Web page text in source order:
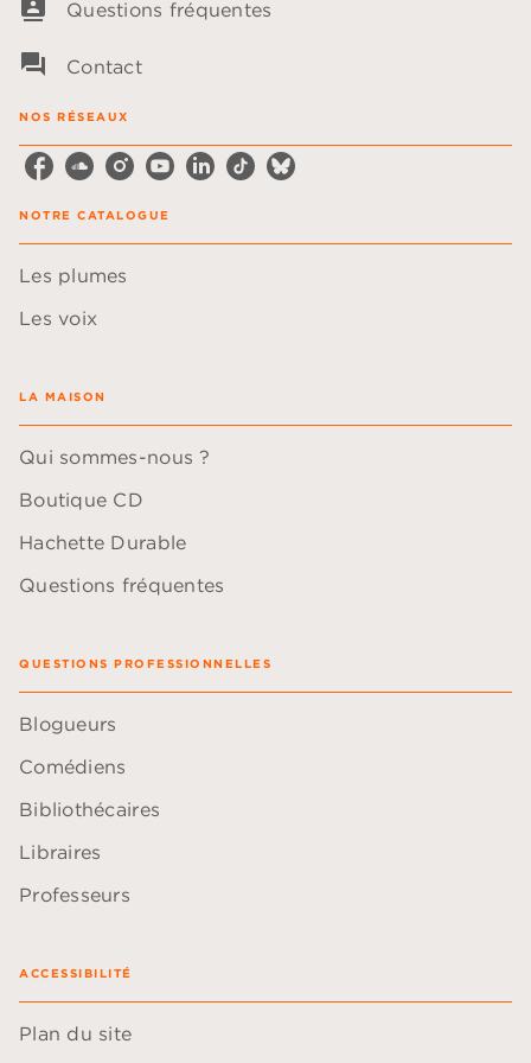
contacts Questions fréquentes
question_answer Contact
NOS RÉSEAUX
NOTRE CATALOGUE
Les plumes
Les voix
LA MAISON
Qui sommes-nous ?
Boutique CD
Hachette Durable
Questions fréquentes
QUESTIONS PROFESSIONNELLES
Blogueurs
Comédiens
Bibliothécaires
Libraires
Professeurs
ACCESSIBILITÉ
Plan du site